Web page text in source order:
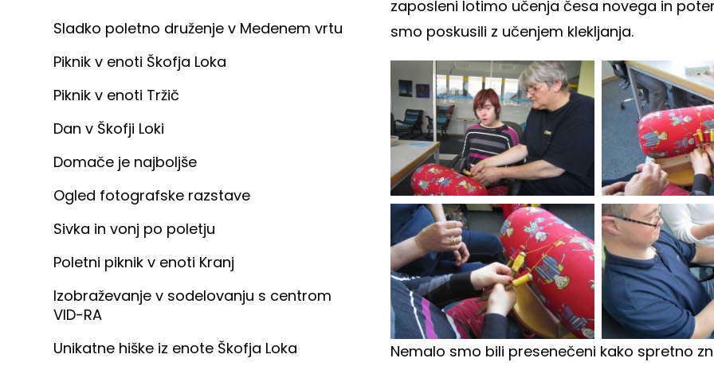
Sladko poletno druženje v Medenem vrtu
Piknik v enoti Škofja Loka
Piknik v enoti Tržič
Dan v Škofji Loki
Domače je najboljše
Ogled fotografske razstave
Sivka in vonj po poletju
Poletni piknik v enoti Kranj
Izobraževanje v sodelovanju s centrom
VID-RA
Unikatne hiške iz enote Škofja Loka
zaposleni lotimo učenja česa novega in
smo poskusili z učenjem klekljanja.
Nemalo smo bili presenečeni kako spretno